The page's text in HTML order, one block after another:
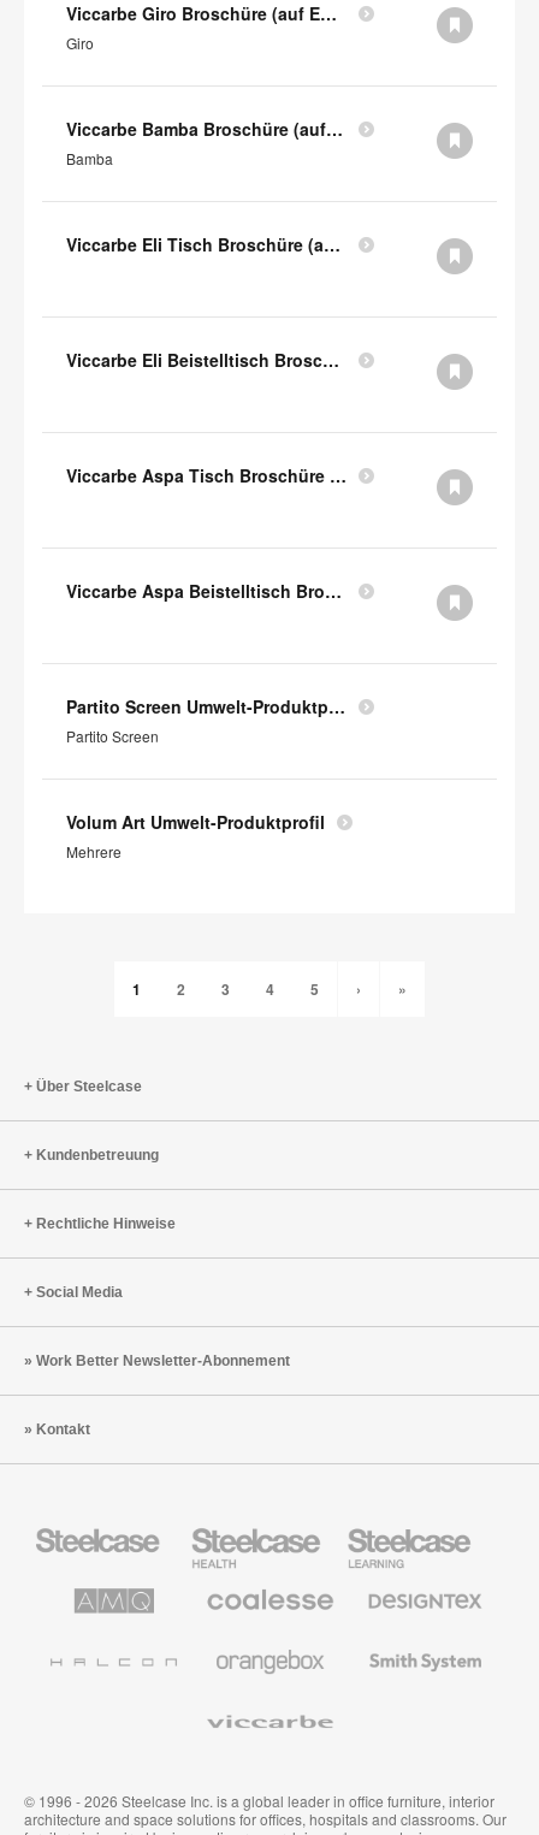
Viccarbe Giro Broschüre (auf Englisch)
Giro
Viccarbe Bamba Broschüre (auf Englisch)
Bamba
Viccarbe Eli Tisch Broschüre (auf Englisch)
Viccarbe Eli Beistelltisch Broschüre (auf Englisch)
Viccarbe Aspa Tisch Broschüre (auf Englisch)
Viccarbe Aspa Beistelltisch Broschüre (auf Englisch)
Partito Screen Umwelt-Produktprofil
Partito Screen
Volum Art Umwelt-Produktprofil
Mehrere
1 2 3 4 5 › »
Über Steelcase
Kundenbetreuung
Rechtliche Hinweise
Social Media
Work Better Newsletter-Abonnement
Kontakt
Büromöbel
Health
Education
Möbel
Solutions
Büromöbel
Textilien
System
© 1996 - 2026 Steelcase Inc. is a global leader in office furniture, interior
architecture and space solutions for offices, hospitals and classrooms. Our